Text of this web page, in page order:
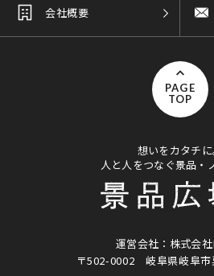
会社概要
PAGE
TOP
想いをカタチに
人と人をつなぐ景品・
運営会社：株式会
〒502-0002岐阜県岐阜